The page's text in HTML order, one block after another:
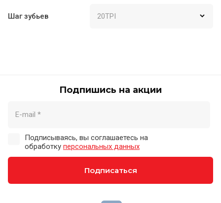
Шаг зубьев
Подпишись на акции
Подписываясь, вы соглашаетесь на
обработку персональных данных
Подписаться